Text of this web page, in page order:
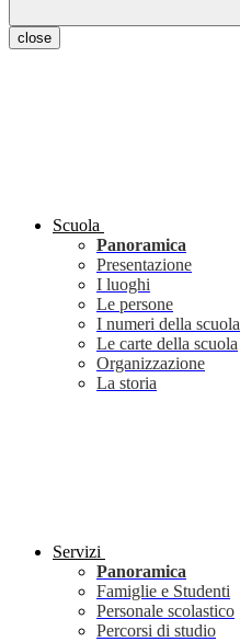
close
Scuola
Panoramica
Presentazione
I luoghi
Le persone
I numeri della scuola
Le carte della scuola
Organizzazione
La storia
Servizi
Panoramica
Famiglie e Studenti
Personale scolastico
Percorsi di studio